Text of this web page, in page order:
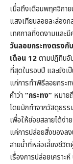
เมื่อถึงเดือนพฤศจิกา
แสงเทียนลอยละล่องก
เทศกาลที่งดงามและ
วันลอยกระทงตรง
เดือน 12ตามปฏิทินจั
ที่สุดในรอบปี และยังเ
แก่การทำพิธีลอยกระ
คำว่า “กระทง” หมาย
โดยมักทำจากวัสดุธร
เพื่อให้ย่อยสลายได้ง่า
แค่การปล่อยสิ่งของล
สายน้ำที่หล่อเลี้ยงชีวิ
เรื่องการปล่อยเครา